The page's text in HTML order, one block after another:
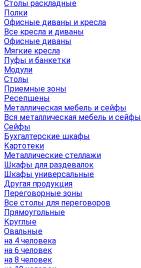
Столы раскладные
Полки
Офисные диваны и кресла
Все кресла и диваны
Офисные диваны
Мягкие кресла
Пуфы и банкетки
Модули
Столы
Приемные зоны
Ресепшены
Металлическая мебель и сейфы
Вся металлическая мебель и сейфы
Сейфы
Бухгалтерские шкафы
Картотеки
Металлические стеллажи
Шкафы для раздевалок
Шкафы универсальные
Другая продукция
Переговорные зоны
Все столы для переговоров
Прямоугольные
Круглые
Овальные
на 4 человека
на 6 человек
на 8 человек